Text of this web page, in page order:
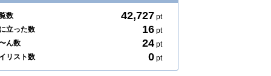
数 42,727 pt
立った数
16 pt
ん数
24 pt
リスト数
0 pt